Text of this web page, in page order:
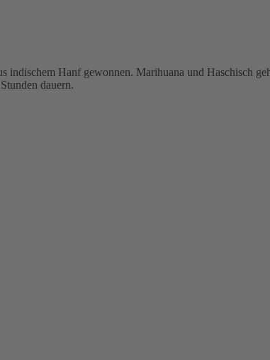
indischem Hanf gewonnen. Marihuana und Haschisch
dauern.